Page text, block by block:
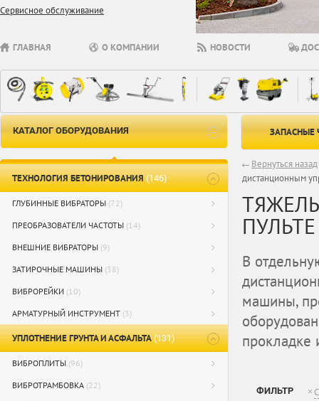
Сервисное обслуживание
ГЛАВНАЯ О КОМПАНИИ НОВОСТИ
КАТАЛОГ ОБОРУДОВАНИЯ
ТЕХНОЛОГИЯ БЕТОНИРОВАНИЯ(146)
ГЛУБИННЫЕ ВИБРАТОРЫ (72)
ПРЕОБРАЗОВАТЕЛИ ЧАСТОТЫ (14)
ВНЕШНИЕ ВИБРАТОРЫ (9)
ЗАТИРОЧНЫЕ МАШИНЫ (38)
ВИБРОРЕЙКИ (10)
АРМАТУРНЫЙ ИНСТРУМЕНТ (3)
УПЛОТНЕНИЕ ГРУНТА И АСФАЛЬТА(131)
ВИБРОПЛИТЫ (96)
ВИБРОТРАМБОВКА (22)
ЗАПАСНЫЕ
Вернуться назад
дистанционным
В
машины,
прокладке
ФИЛЬТР